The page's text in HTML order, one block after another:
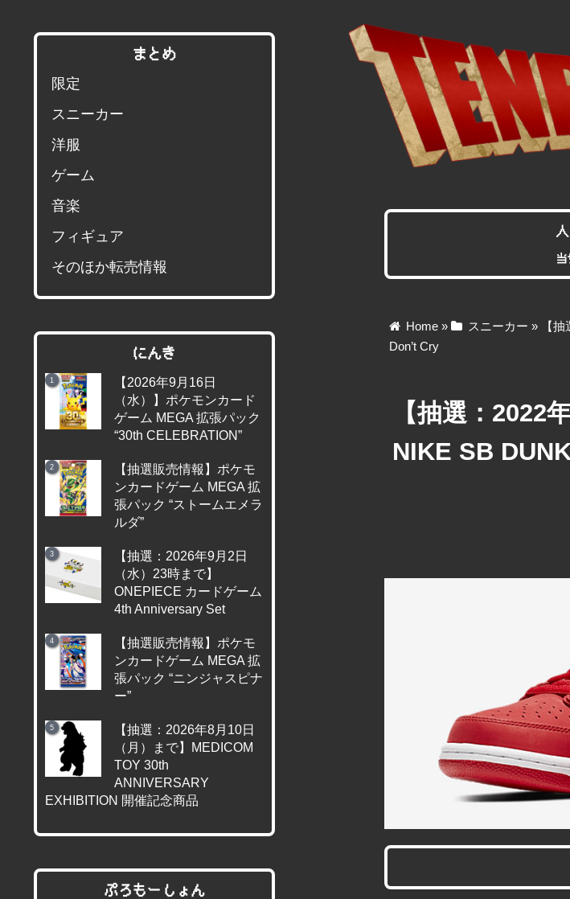
当
Home » スニーカー »
【
Don’t Cry
【抽選：2022
NIKE SB
まとめ
限定
スニーカー
洋服
ゲーム
音楽
フィギュア
そのほか転売情報
にんき
【2026年9月16日
（水）】ポケモンカード
ゲーム MEGA 拡張パック
“30th CELEBRATION”
【抽選販売情報】ポケモ
ンカードゲーム MEGA 拡
張パック “ストームエメラ
ルダ”
【抽選：2026年9月2日
（水）23時まで】
ONEPIECE カードゲーム
4th Anniversary Set
【抽選販売情報】ポケモ
ンカードゲーム MEGA 拡
張パック “ニンジャスピナ
ー”
【抽選：2026年8月10日
（月）まで】MEDICOM
TOY 30th
ANNIVERSARY
EXHIBITION 開催記念商品
ぷろもーしょん